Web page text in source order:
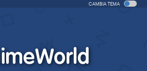
CAMBIA TEMA